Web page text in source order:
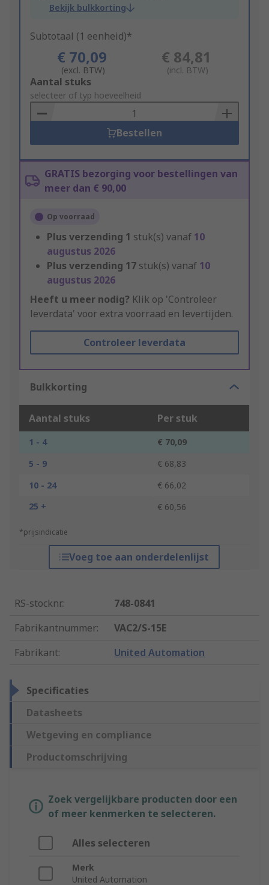
Bekijk bulkkorting
Subtotaal (1 eenheid)*
€ 70,09
(excl. BTW)
€ 84,81
(incl. BTW)
Add
to
Basket
Aantal stuks
selecteer of typ hoeveelheid
Bestellen
GRATIS bezorging voor bestellingen van
meer dan € 90,00
Op voorraad
Plus verzending 1 stuk(s) vanaf 10
augustus 2026
Plus verzending 17 stuk(s) vanaf 10
augustus 2026
Heeft u meer nodig? Klik op 'Controleer
leverdata' voor extra voorraad en levertijden.
Controleer leverdata
Bulkkorting
Aantal stuks Per stuk
1 - 4
€ 70,09
5 - 9
€ 68,83
10 - 24
€ 66,02
25 +
€ 60,56
*prijsindicatie
Voeg toe aan onderdelenlijst
RS-stocknr.:
748-0841
Fabrikantnummer:
VAC2/S-15E
Fabrikant: United Automation
Specificaties
Datasheets
Wetgeving en compliance
Productomschrijving
Zoek vergelijkbare producten door een
of meer kenmerken te selecteren.
Alles selecteren
Merk
United Automation